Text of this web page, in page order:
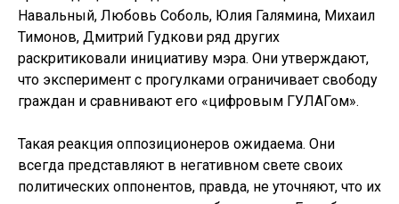
Навальный, Любовь Соболь, Юлия Галямина, Михаил
Тимонов, Дмитрий Гудкови ряд других
раскритиковали инициативу мэра. Они утверждают,
что эксперимент с прогулками ограничивает свободу
граждан и сравнивают его «цифровым ГУЛАГом».
Такая реакция оппозиционеров ожидаема. Они
всегда представляют в негативном свете своих
политических оппонентов, правда, не уточняют, что их